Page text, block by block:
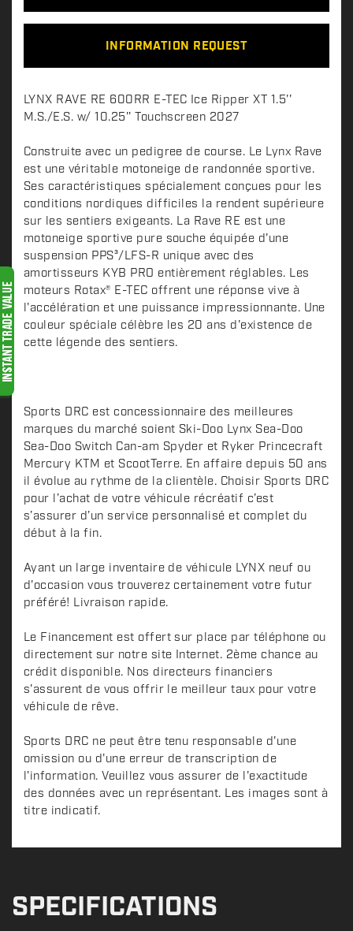
INFORMATION REQUEST
D
e
c
r
i
p
t
i
o
n
LYNX RAVE RE 600RR E-TEC Ice Ripper XT 1.5''
M.S./E.S. w/ 10.25'' Touchscreen 2027
Construite avec un pedigree de course. Le Lynx Rave
est une véritable motoneige de randonnée sportive.
Ses caractéristiques spécialement conçues pour les
conditions nordiques difficiles la rendent supérieure
sur les sentiers exigeants. La Rave RE est une
motoneige sportive pure souche équipée d'une
suspension PPS³/LFS-R unique avec des
amortisseurs KYB PRO entièrement réglables. Les
moteurs Rotax® E-TEC offrent une réponse vive à
l'accélération et une puissance impressionnante. Une
couleur spéciale célèbre les 20 ans d'existence de
cette légende des sentiers.
Sports DRC est concessionnaire des meilleures
marques du marché soient Ski-Doo Lynx Sea-Doo
Sea-Doo Switch Can-am Spyder et Ryker Princecraft
Mercury KTM et ScootTerre. En affaire depuis 50 ans
il évolue au rythme de la clientèle. Choisir Sports DRC
pour l’achat de votre véhicule récréatif c’est
s’assurer d’un service personnalisé et complet du
début à la fin.
Ayant un large inventaire de véhicule LYNX neuf ou
d'occasion vous trouverez certainement votre futur
préféré! Livraison rapide.
Le Financement est offert sur place par téléphone ou
directement sur notre site Internet. 2ème chance au
crédit disponible. Nos directeurs financiers
s'assurent de vous offrir le meilleur taux pour votre
véhicule de rêve.
Sports DRC ne peut être tenu responsable d'une
omission ou d'une erreur de transcription de
l'information. Veuillez vous assurer de l'exactitude
des données avec un représentant. Les images sont à
titre indicatif.
SPECIFICATIONS